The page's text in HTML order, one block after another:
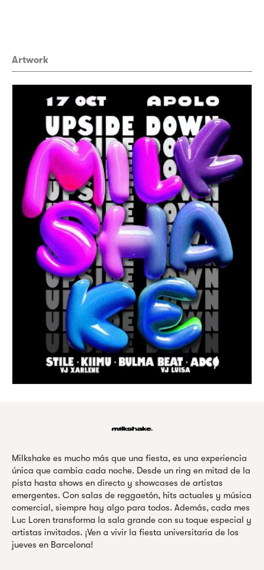
Artwork
Milkshake es mucho más que una fiesta, es una experiencia
única que cambia cada noche. Desde un ring en mitad de la
pista hasta shows en directo y showcases de artistas
emergentes. Con salas de reggaetón, hits actuales y música
comercial, siempre hay algo para todos. Además, cada mes
Luc Loren transforma la sala grande con su toque especial y
artistas invitados. ¡Ven a vivir la fiesta universitaria de los
jueves en Barcelona!